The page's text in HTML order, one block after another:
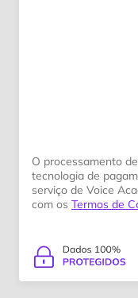
O processamento
tecnologia de
serviço de Voice
com os Termos de